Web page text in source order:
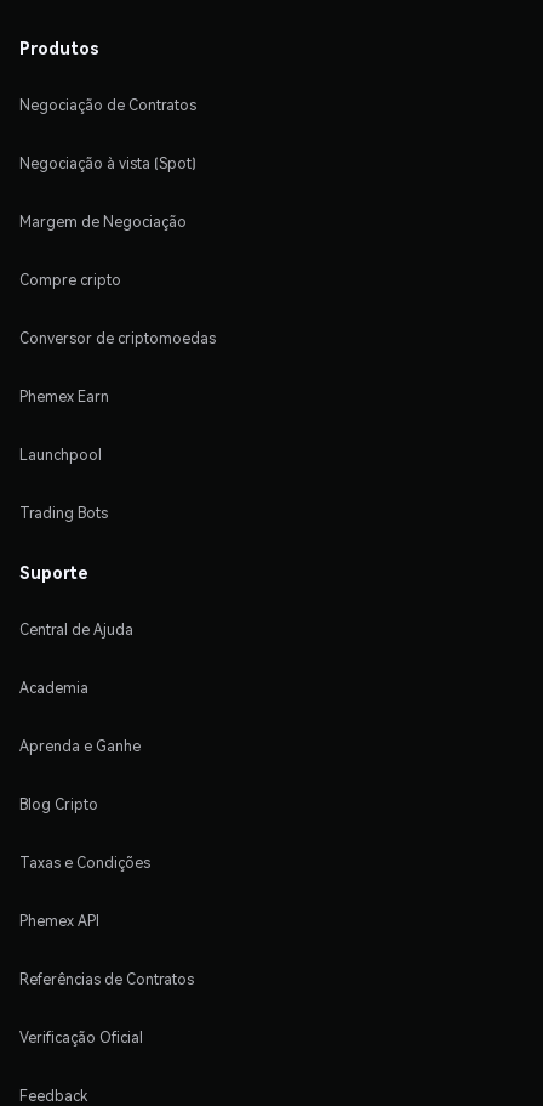
Produtos
Negociação de Contratos
Negociação à vista (Spot)
Margem de Negociação
Compre cripto
Conversor de criptomoedas
Phemex Earn
Launchpool
Trading Bots
Suporte
Central de Ajuda
Academia
Aprenda e Ganhe
Blog Cripto
Taxas e Condições
Phemex API
Referências de Contratos
Verificação Oficial
Feedback